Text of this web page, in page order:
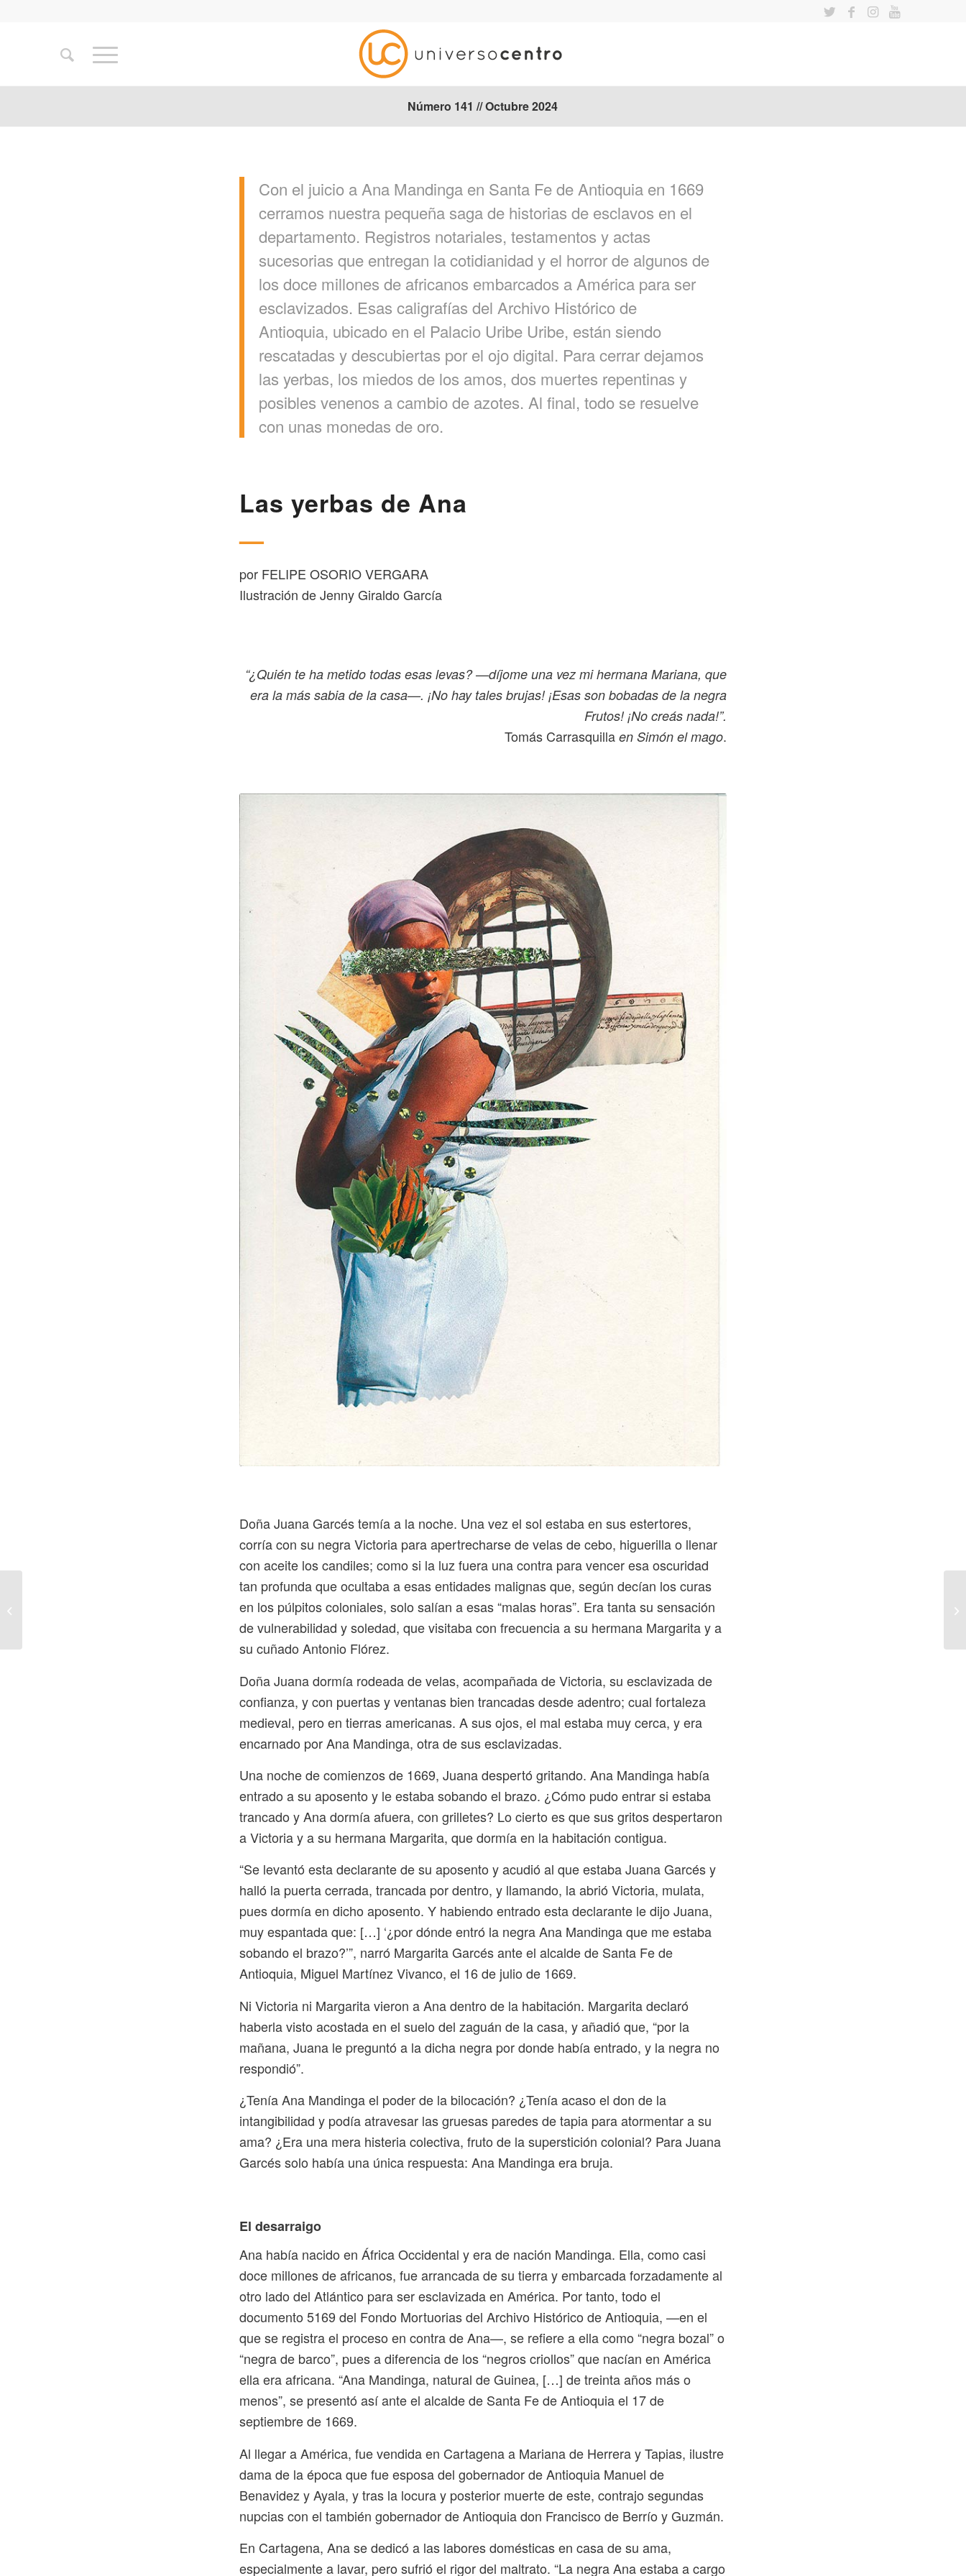
Número 141 // Octubre 2024
Con el juicio a Ana Mandinga en Santa Fe de Antioquia en 1669
cerramos nuestra pequeña saga de historias de esclavos en el
departamento. Registros notariales, testamentos y actas
sucesorias que entregan la cotidianidad y el horror de algunos de
los doce millones de africanos embarcados a América para ser
esclavizados. Esas caligrafías del Archivo Histórico de
Antioquia, ubicado en el Palacio Uribe Uribe, están siendo
rescatadas y descubiertas por el ojo digital. Para cerrar dejamos
las yerbas, los miedos de los amos, dos muertes repentinas y
posibles venenos a cambio de azotes. Al final, todo se resuelve
con unas monedas de oro.
Las yerbas de Ana
—
por FELIPE OSORIO VERGARA
Ilustración de Jenny Giraldo García
“¿Quién te ha metido todas esas levas? —díjome una vez mi hermana Mariana, que
era la más sabia de la casa—. ¡No hay tales brujas! ¡Esas son bobadas de la negra
Frutos! ¡No creás nada!”.
Tomás Carrasquilla en Simón el mago.
Doña Juana Garcés temía a la noche. Una vez el sol estaba en sus estertores,
corría con su negra Victoria para apertrecharse de velas de cebo, higuerilla o llenar
con aceite los candiles; como si la luz fuera una contra para vencer esa oscuridad
tan profunda que ocultaba a esas entidades malignas que, según decían los curas
en los púlpitos coloniales, solo salían a esas “malas horas”. Era tanta su sensación
de vulnerabilidad y soledad, que visitaba con frecuencia a su hermana Margarita y a
su cuñado Antonio Flórez.
Doña Juana dormía rodeada de velas, acompañada de Victoria, su esclavizada de
confianza, y con puertas y ventanas bien trancadas desde adentro; cual fortaleza
medieval, pero en tierras americanas. A sus ojos, el mal estaba muy cerca, y era
encarnado por Ana Mandinga, otra de sus esclavizadas.
Una noche de comienzos de 1669, Juana despertó gritando. Ana Mandinga había
entrado a su aposento y le estaba sobando el brazo. ¿Cómo pudo entrar si estaba
trancado y Ana dormía afuera, con grilletes? Lo cierto es que sus gritos despertaron
a Victoria y a su hermana Margarita, que dormía en la habitación contigua.
“Se levantó esta declarante de su aposento y acudió al que estaba Juana Garcés y
halló la puerta cerrada, trancada por dentro, y llamando, la abrió Victoria, mulata,
pues dormía en dicho aposento. Y habiendo entrado esta declarante le dijo Juana,
muy espantada que: […] ‘¿por dónde entró la negra Ana Mandinga que me estaba
sobando el brazo?’”, narró Margarita Garcés ante el alcalde de Santa Fe de
Antioquia, Miguel Martínez Vivanco, el 16 de julio de 1669.
Ni Victoria ni Margarita vieron a Ana dentro de la habitación. Margarita declaró
haberla visto acostada en el suelo del zaguán de la casa, y añadió que, “por la
mañana, Juana le preguntó a la dicha negra por donde había entrado, y la negra no
respondió”.
¿Tenía Ana Mandinga el poder de la bilocación? ¿Tenía acaso el don de la
intangibilidad y podía atravesar las gruesas paredes de tapia para atormentar a su
ama? ¿Era una mera histeria colectiva, fruto de la superstición colonial? Para Juana
Garcés solo había una única respuesta: Ana Mandinga era bruja.
El desarraigo
Ana había nacido en África Occidental y era de nación Mandinga. Ella, como casi
doce millones de africanos, fue arrancada de su tierra y embarcada forzadamente al
otro lado del Atlántico para ser esclavizada en América. Por tanto, todo el
documento 5169 del Fondo Mortuorias del Archivo Histórico de Antioquia, —en el
que se registra el proceso en contra de Ana—, se refiere a ella como “negra bozal” o
“negra de barco”, pues a diferencia de los “negros criollos” que nacían en América
ella era africana. “Ana Mandinga, natural de Guinea, […] de treinta años más o
menos”, se presentó así ante el alcalde de Santa Fe de Antioquia el 17 de
septiembre de 1669.
Al llegar a América, fue vendida en Cartagena a Mariana de Herrera y Tapias, ilustre
dama de la época que fue esposa del gobernador de Antioquia Manuel de
Benavidez y Ayala, y tras la locura y posterior muerte de este, contrajo segundas
nupcias con el también gobernador de Antioquia don Francisco de Berrío y Guzmán.
En Cartagena, Ana se dedicó a las labores domésticas en casa de su ama,
especialmente a lavar, pero sufrió el rigor del maltrato. “La negra Ana estaba a cargo